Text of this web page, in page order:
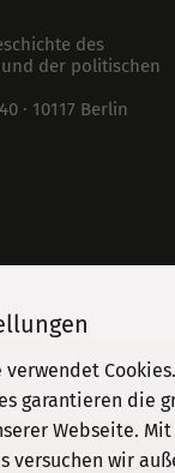
des
der politischen
· 10117 Berlin
0
garantieren die
Webseite.
versuchen wir